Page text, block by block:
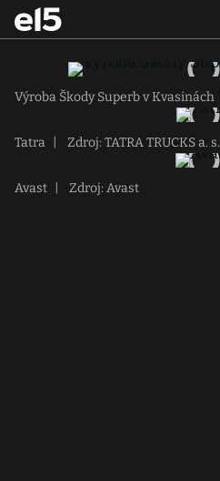
Výroba Škody Superb v Kvasinách
Tatra Zdroj: TATRA TRUCKS a. s.
Avast Zdroj: Avast